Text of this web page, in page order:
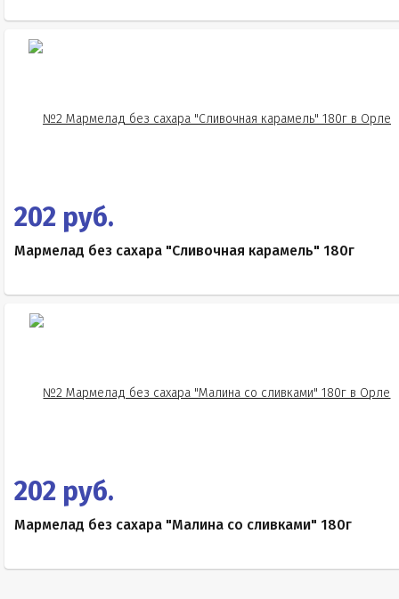
202 руб.
Мармелад без сахара "Сливочная карамель" 180г
202 руб.
Мармелад без сахара "Малина со сливками" 180г